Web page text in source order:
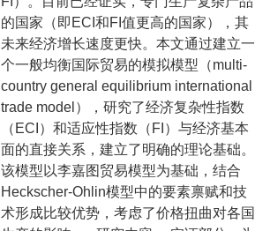
的国家（即ECI和FI值更高的国家），其
未来经济增长速度更快。本文通过建立一
个一般均衡国际贸易的模拟模型（multi-
country general equilibrium international
trade model），研究了经济复杂性指数
（ECI）和适应性指数（FI）与经济基本
面的直接关系，建立了明确的理论基础。
该模型以李嘉图贸易模型为基础，结合
Heckscher-Ohlin模型中的要素禀赋和技
术形成比较优势，考虑了价格扭曲对各国